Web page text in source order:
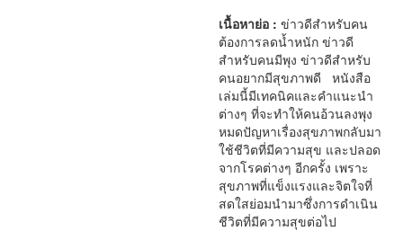
เนื้อหาย่อ :ข่าวดีสำหรับคน
ต้องการลดน้ำหนัก ข่าวดี
สำหรับคนมีพุง ข่าวดีสำหรับ
คนอยากมีสุขภาพดี หนังสือ
เล่มนี้มีเทคนิคและคำแนะนำ
ต่างๆ ที่จะทำให้คนอ้วนลงพุง
หมดปัญหาเรื่องสุขภาพกลับมา
ใช้ชีวิตที่มีความสุข และปลอด
จากโรคต่างๆ อีกครั้ง เพราะ
สุขภาพที่แข็งแรงและจิตใจที่
สดใสย่อมนำมาซึ่งการดำเนิน
ชีวิตที่มีความสุขต่อไป